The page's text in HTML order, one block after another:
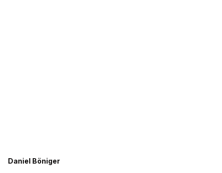
Daniel Böniger